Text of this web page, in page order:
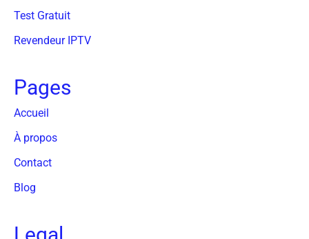
Test Gratuit
Revendeur IPTV
Pages
Accueil
À propos
Contact
Blog